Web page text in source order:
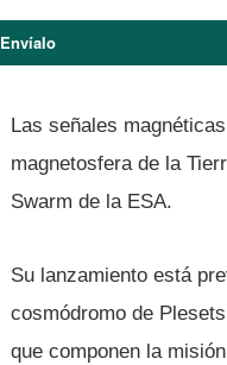
Envíalo
Las señales
magnetosfera de la
Swarm de la ESA.
Su lanzamiento está
cosmódromo de
que componen la